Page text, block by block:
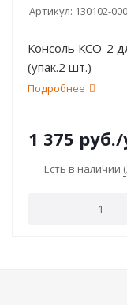
Артикул: 130102-
Консоль КСО-2
(упак.2 шт.)
Подробнее
1 375 руб./
Есть в наличии